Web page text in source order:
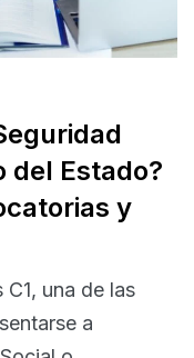
del Estado?
y
una de las
a